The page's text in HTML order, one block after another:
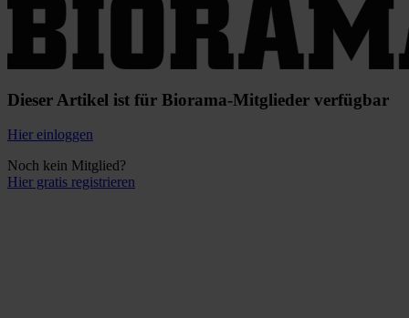
Dieser Artikel ist für Biorama-Mitglieder verfügbar
Hier einloggen
Noch kein Mitglied?
Hier gratis registrieren